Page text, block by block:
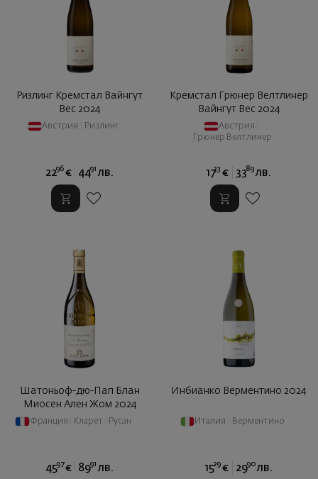
Ризлинг Кремстал Вайнгут
Вес 2024
Австрия Ризлинг
2296 € 4491 лв.
Кремстал Грюнер Велтлинер
Вайнгут Вес 2024
Австрия
Грюнер Велтлинер
1733 € 3389 лв.
Шатоньоф-дю-Пап Блан
Миосен Ален Жом 2024
Франция Кларет Русан
4597 € 8991 лв.
Инбианко Верментино 2024
Италия Верментино
1529 € 2990 лв.